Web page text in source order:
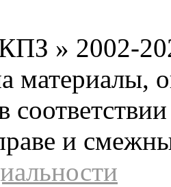
» 2002-
материалы,
и